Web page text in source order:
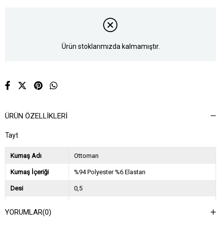
Ürün stoklarımızda kalmamıştır.
ÜRÜN ÖZELLIKLERI
Tayt
Kumaş Adı Ottoman
Kumaş İçeriği %94 Polyester %6 Elastan
Desi 0,5
YORUMLAR(0)